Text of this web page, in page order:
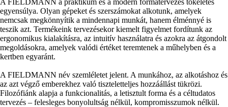
A FIELDMANN a praktikum és a modern formatervezés tökéletes
egyensúlya. Olyan gépeket és szerszámokat alkotunk, amelyek
nemcsak megkönnyítik a mindennapi munkát, hanem élménnyé is
teszik azt. Termékeink tervezésekor kiemelt figyelmet fordítunk az
ergonomikus kialakításra, az intuitív használatra és azokra az átgondolt
megoldásokra, amelyek valódi értéket teremtenek a műhelyben és a
kertben egyaránt.
A FIELDMANN név szemléletet jelent. A munkához, az alkotáshoz és
az azt végző emberekhez való tiszteletteljes hozzáállást tükrözi.
Filozófiánk alapja a funkcionalitás, a letisztult forma és a céltudatos
tervezés – felesleges bonyolultság nélkül, kompromisszumok nélkül.